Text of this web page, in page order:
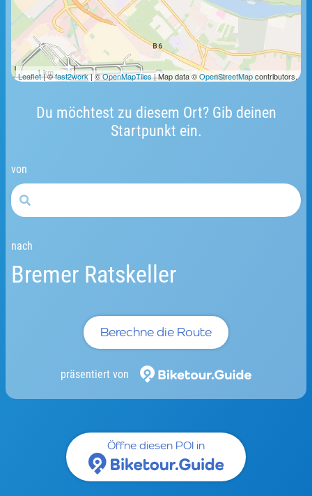
Du möchtest zu diesem Ort? Gib deinen
Startpunkt ein.
von
nach
Bremer Ratskeller
Berechne die Route
präsentiert von
1 km
Leaflet| ©fast2work| ©OpenMapTiles| Map data ©OpenStreetMapcontributors.
Öffne diesen POI in